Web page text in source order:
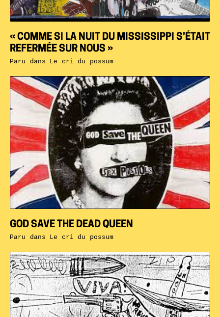
GOD SAVE THE DEAD QUEEN
Paru dans Le cri du possum
« COMME SI LA NUIT DU MISSISSIPPI S’ÉTAIT
REFERMÉE SUR NOUS »
Paru dans Le cri du possum